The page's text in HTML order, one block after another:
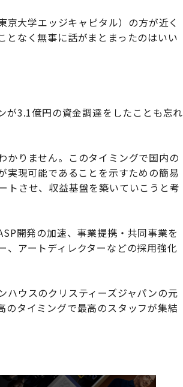
大学エッジキャピタル）の方が近く
となく無事に話がまとまったのはいい
が3.1億円の資金調達をしたことも忘れ
かりません。このタイミングで国内の
実現可能であることを示すための簡易
トさせ、収益基盤を築いていこうと考
開発の加速、事業提携・共同事業を
アートディレクターなどの採用強化
ハウスのクリスティーズジャパンの元
のタイミングで最高のスタッフが集結